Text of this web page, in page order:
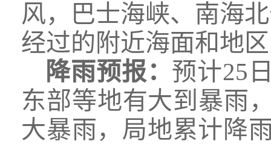
风，巴士海峡、南海
经过的附近海面和地
降雨预报： 预计25
东部等地有大到暴雨
大暴雨，局地累计降